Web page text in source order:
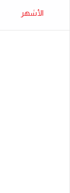
الأشهر